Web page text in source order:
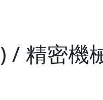
/ 精密機